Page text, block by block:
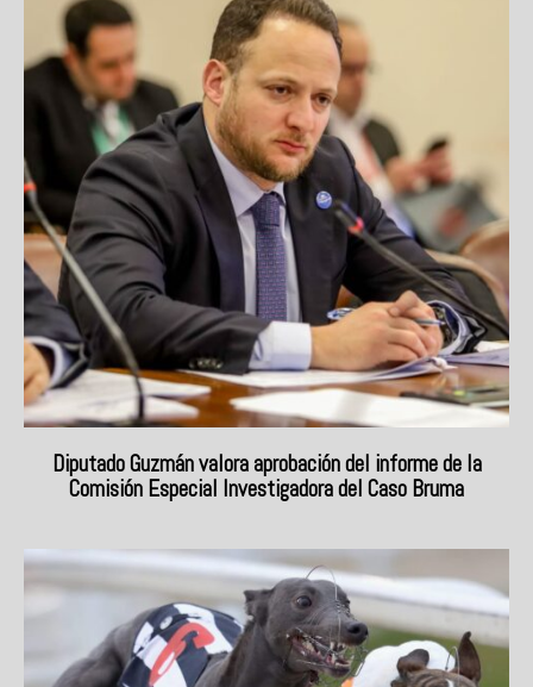
Diputado Guzmán valora aprobación del informe de la
Comisión Especial Investigadora del Caso Bruma